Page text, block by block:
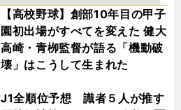
【高校野球】創部10年目の甲子
園初出場がすべてを変えた 健大
高崎・青栁監督が語る「機動破
壊」はこうして生まれた
J1全順位予想 識者５人が推す